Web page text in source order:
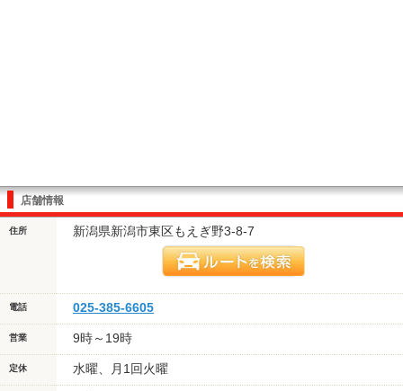
店舗情報
住所 新潟県新潟市東区もえぎ野3-8-7
電話 025-385-6605
営業 9時～19時
定休 水曜、月1回火曜